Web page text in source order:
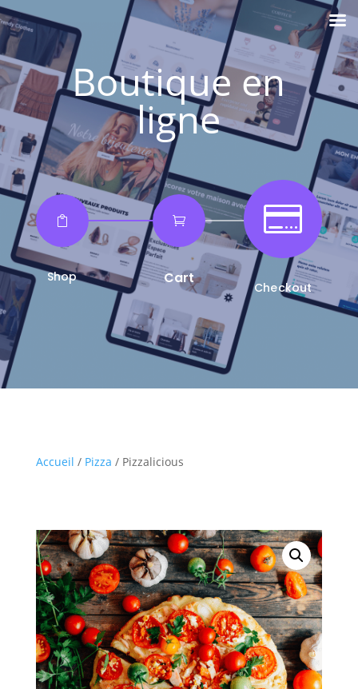
Boutique en
ligne

Shop

Cart

Checkout
Accueil / Pizza / Pizzalicious